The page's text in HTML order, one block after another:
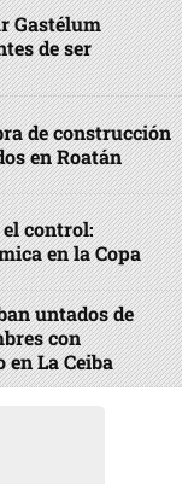
Gastélum
de ser
de construcción
en Roatán
control:
en la Copa
untados de
con
La Ceiba